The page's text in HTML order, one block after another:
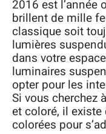
2016 est l’année
brillent de mille
classique soit
lumières
dans votre
luminaires
opter pour les
Si vous cherchez
et coloré, il
colorées pour